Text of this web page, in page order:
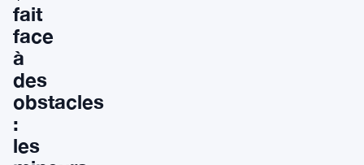
fait
face
à
des
obstacles
:
les